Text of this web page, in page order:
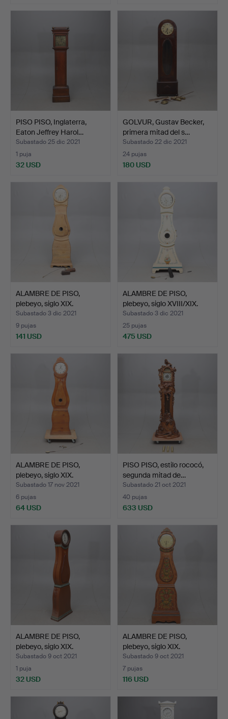
PISO PISO, Inglaterra,
Eaton Jeffrey Harol…
Subastado 25 dic 2021
1 puja
32 USD
GOLVUR, Gustav Becker,
primera mitad del s…
Subastado 22 dic 2021
24 pujas
180 USD
ALAMBRE DE PISO,
plebeyo, siglo XIX.
Subastado 3 dic 2021
9 pujas
141 USD
ALAMBRE DE PISO,
plebeyo, siglo XVIII/XIX.
Subastado 3 dic 2021
25 pujas
475 USD
ALAMBRE DE PISO,
plebeyo, siglo XIX.
Subastado 17 nov 2021
6 pujas
64 USD
PISO PISO, estilo rococó,
segunda mitad de…
Subastado 21 oct 2021
40 pujas
633 USD
ALAMBRE DE PISO,
plebeyo, siglo XIX.
Subastado 9 oct 2021
1 puja
32 USD
ALAMBRE DE PISO,
plebeyo, siglo XIX.
Subastado 9 oct 2021
7 pujas
116 USD